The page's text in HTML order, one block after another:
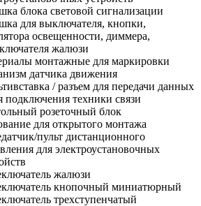
блока световой сигнализации
для выключателя, кнопки,
освещенности, диммера,
жалюзи
монтажные для маркировки
датчика движения
/ разъем для передачи данных
подключения техники связи
розеточный блок
для открытого монтажа
пульт дистанционного
для электроустановочных
жалюзи
кнопочный миниатюрный
трехступенчатый